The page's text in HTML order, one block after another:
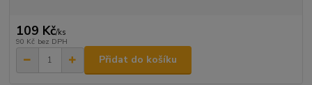
109 Kč/ks
90 Kč bez DPH
Přidat do košíku